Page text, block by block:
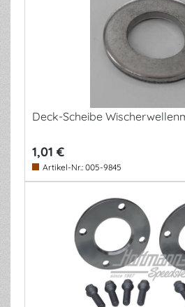
Deck-Scheibe
1,01 €
Artikel-Nr.: 005-9845